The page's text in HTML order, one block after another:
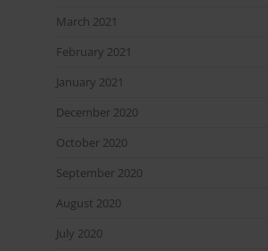
March 2021
February 2021
January 2021
December 2020
October 2020
September 2020
August 2020
July 2020